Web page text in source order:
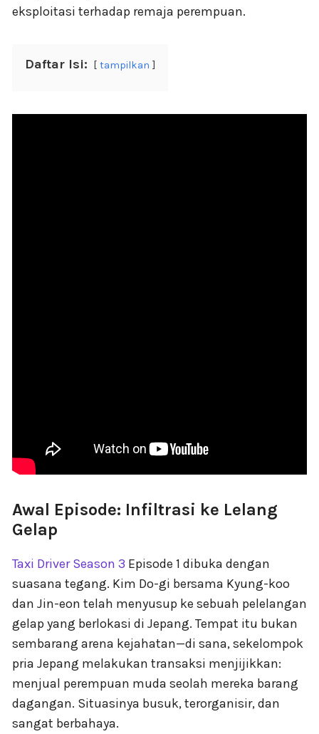
eksploitasi terhadap remaja perempuan.
Daftar Isi: tampilkan
Awal Episode: Infiltrasi ke Lelang
Gelap
Taxi Driver Season 3 Episode 1 dibuka dengan
suasana tegang. Kim Do-gi bersama Kyung-koo
dan Jin-eon telah menyusup ke sebuah pelelangan
gelap yang berlokasi di Jepang. Tempat itu bukan
sembarang arena kejahatan—di sana, sekelompok
pria Jepang melakukan transaksi menjijikkan:
menjual perempuan muda seolah mereka barang
dagangan. Situasinya busuk, terorganisir, dan
sangat berbahaya.